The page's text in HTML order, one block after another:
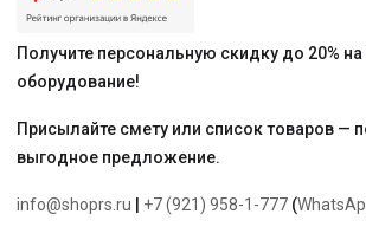
Получите персональную скидку до 20%
оборудование!
Присылайте смету или список товаров —
выгодное предложение.
info@shoprs.ru +7 (921) 958-1-777 (